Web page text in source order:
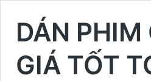
DÁN
GIÁ TỐT